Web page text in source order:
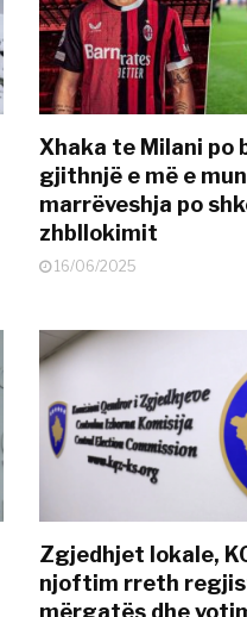
Xhaka te Milani po
gjithnjë e më e
marrëveshja po
zhbllokimit
16/06/2025
Zgjedhjet lokale,
njoftim rreth